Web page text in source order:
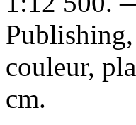
couleur,
cm.